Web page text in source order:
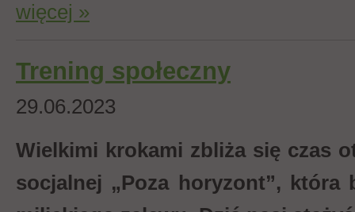
więcej »
Trening społeczny
29.06.2023
Wielkimi krokami zbliża się czas
socjalnej „Poza horyzont”, która